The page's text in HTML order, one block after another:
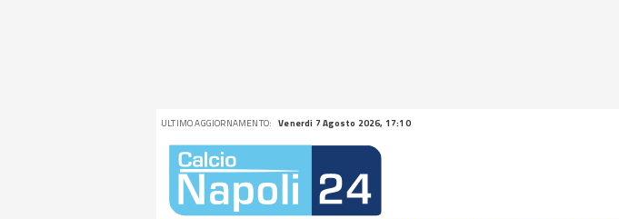
ULTIMO AGGIORNAMENTO: Venerdi 7 Agosto 2026, 17:10